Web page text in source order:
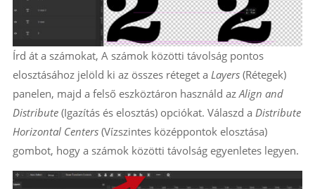
Írd át a számokat, A számok közötti távolság pontos
elosztásához jelöld ki az összes réteget a Layers(Rétegek)
panelen, majd a felső eszköztáron használd az Align and
Distribute(Igazítás és elosztás) opciókat. Válaszd a Distribute
Horizontal Centers(Vízszintes középpontok elosztása)
gombot, hogy a számok közötti távolság egyenletes legyen.